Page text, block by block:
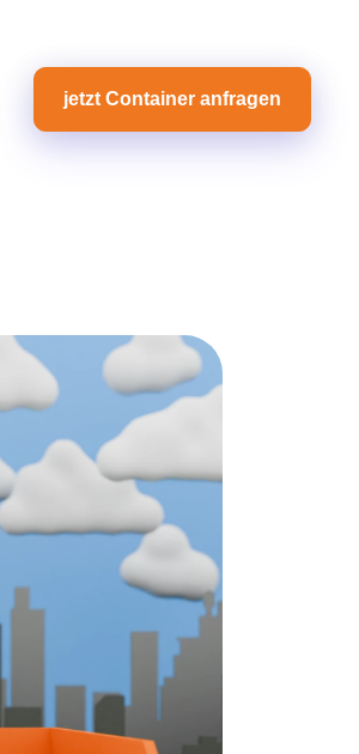
jetzt Container anfragen